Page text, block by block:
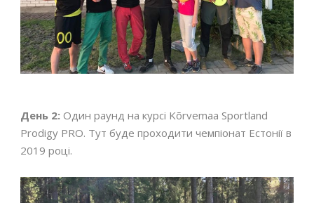
День 2: Один раунд на курсі Kõrvemaa Sportland
Prodigy PRO. Тут буде проходити чемпіонат Естонії в
2019 році.